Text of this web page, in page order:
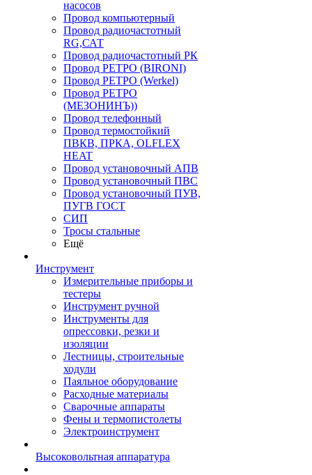
насосов
Провод компьютерный
Провод радиочастотный
RG,САТ
Провод радиочастотный РК
Провод РЕТРО (BIRONI)
Провод РЕТРО (Werkel)
Провод РЕТРО
(МЕЗОНИНЪ))
Провод телефонный
Провод термостойкий
ПВКВ, ПРКА, OLFLEX
HEAT
Провод установочный АПВ
Провод установочный ПВС
Провод установочный ПУВ,
ПУГВ ГОСТ
СИП
Тросы стальные
Ещё
Инструмент
Измерительные приборы и
тестеры
Инструмент ручной
Инструменты для
опрессовки, резки и
изоляции
Лестницы, строительные
ходули
Паяльное оборудование
Расходные материалы
Сварочные аппараты
Фены и термопистолеты
Электроинструмент
Высоковольтная аппаратура